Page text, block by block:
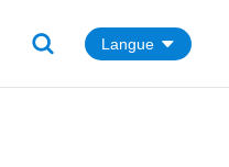
Langue